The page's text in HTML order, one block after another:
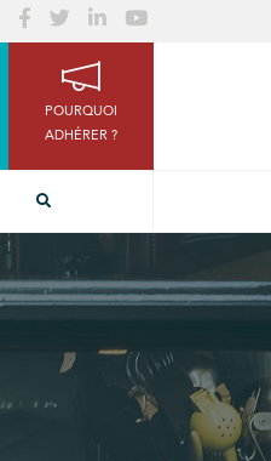
POURQUOI
ADHÉRER ?